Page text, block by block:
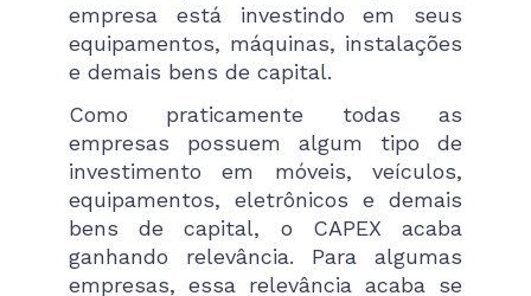
empresa está investindo em seus
equipamentos, máquinas, instalações
e demais bens de capital.
Como praticamente todas as
empresas possuem algum tipo de
investimento em móveis, veículos,
equipamentos, eletrônicos e demais
bens de capital, o CAPEX acaba
ganhando relevância. Para algumas
empresas, essa relevância acaba se